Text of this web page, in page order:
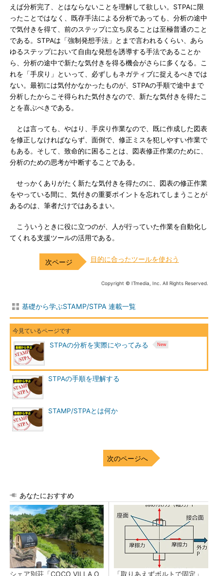
えば分析完了、とはならないことを理解して欲しい。STPAに限
ったことではなく、既存手法による分析であっても、分析の途中
で気付きを得て、前のステップに立ち戻ることは至極普通のこと
である。STPAは「強制発想手法」とまで言われるくらい、あら
ゆるステップにおいて自由な発想を誘導する手法であることか
ら、分析の途中で新たな気付きを得る機会がさらに多くなる。こ
れを「手戻り」といって、必ずしもネガティブに捉えるべきでは
ない。最初には気付かなかったものが、STPAの手順で途中まで
分析したからこそ得られた気付きなので、新たな気付きを得たこ
とを喜ぶべきである。
とは言っても、やはり、手戻り作業なので、既に作成した図表
を修正しなければならず、面倒で、修正ミスを犯しやすい作業で
もある。そして、致命的に困ることは、図表修正作業のために、
分析のための思考が中断することである。
せっかくありがたく新たな気付きを得たのに、図表の修正作業
をやっている間に、気付きの重要ポイントを忘れてしまうことが
あるのは、筆者だけではあるまい。
こういうときに役に立つのが、人が行っていた作業を自動化し
てくれる支援ツールの活用である。
目的に合ったツールを使おう
Copyright © ITmedia, Inc. All Rights Reserved.
基礎から学ぶSTAMP/STPA 連載一覧
STPAの分析を実際にやってみる
STPAの手順を理解する
STAMP/STPAとは何か
次のページへ
あなたにおすすめ
シェア別荘「COCO VILLA O 「取りあえずボルトで固定」